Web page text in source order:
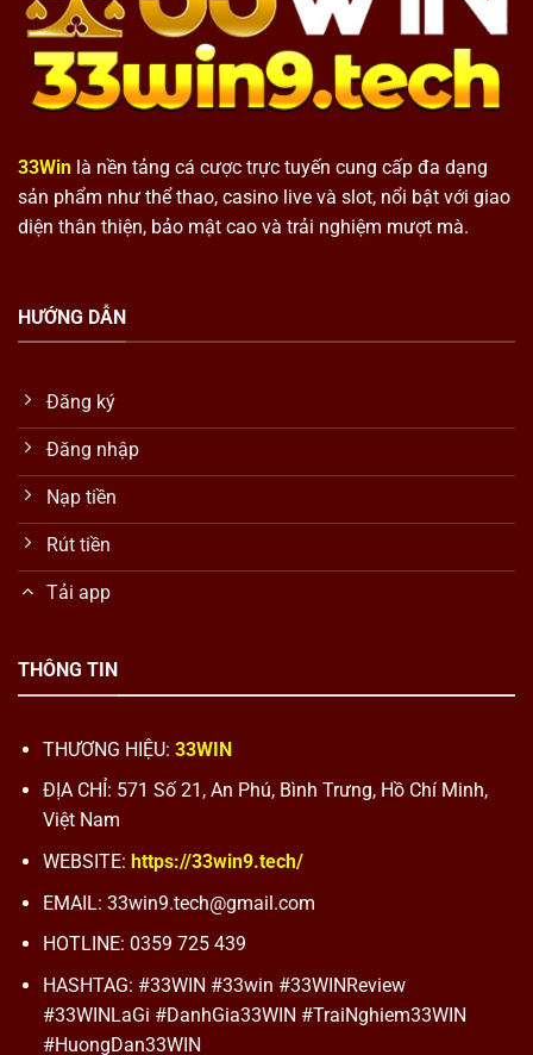
33Win là nền tảng cá cược trực tuyến cung cấp đa dạng
sản phẩm như thể thao, casino live và slot, nổi bật với giao
diện thân thiện, bảo mật cao và trải nghiệm mượt mà.
HƯỚNG DẪN
Đăng ký
Đăng nhập
Nạp tiền
Rút tiền
Tải app
THÔNG TIN
THƯƠNG HIỆU: 33WIN
ĐỊA CHỈ: 571 Số 21, An Phú, Bình Trưng, Hồ Chí Minh,
Việt Nam
WEBSITE: https://33win9.tech/
EMAIL: 33win9.tech@gmail.com
HOTLINE: 0359 725 439
HASHTAG: #33WIN #33win #33WINReview
#33WINLaGi #DanhGia33WIN #TraiNghiem33WIN
#HuongDan33WIN